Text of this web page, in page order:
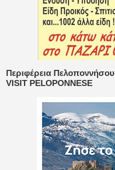
Περιφέρεια Πελοποννήσου
VISIT PELOPONNESE